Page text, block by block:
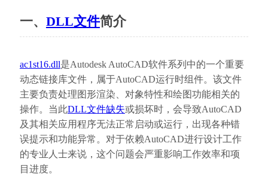
一、 DLL文件简介
ac1st16.dll是Autodesk AutoCAD软件系列中的一个重要
动态链接库文件，属于AutoCAD运行时组件。该文件
主要负责处理图形渲染、对象特性和绘图功能相关的
操作。当此DLL文件缺失或损坏时，会导致AutoCAD
及其相关应用程序无法正常启动或运行，出现各种错
误提示和功能异常。对于依赖AutoCAD进行设计工作
的专业人士来说，这个问题会严重影响工作效率和项
目进度。